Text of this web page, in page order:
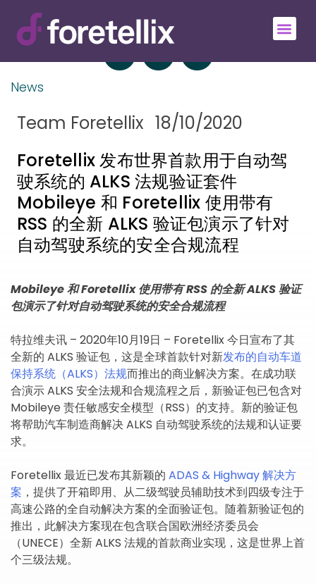
News
Team Foretellix 18/10/2020
Foretellix 发布世界首款用于自动驾
驶系统的 ALKS 法规验证套件
Mobileye 和 Foretellix 使用带有
RSS 的全新 ALKS 验证包演示了针对
自动驾驶系统的安全合规流程
Mobileye和Foretellix使用带有RSS 的全新ALKS验证
包演示了针对自动驾驶系统的安全合规流程
特拉维夫讯 – 2020年10月19日 – Foretellix 今日宣布了其
全新的 ALKS 验证包，这是全球首款针对新发布的自动车道
保持系统（ALKS）法规而推出的商业解决方案。在成功联
合演示 ALKS 安全法规和合规流程之后，新验证包已包含对
Mobileye 责任敏感安全模型（RSS）的支持。新的验证包
将帮助汽车制造商解决 ALKS 自动驾驶系统的法规和认证要
求。
Foretellix 最近已发布其新颖的 ADAS & Highway 解决方
案 ，提供了开箱即用、从二级驾驶员辅助技术到四级专注于
高速公路的全自动解决方案的全面验证包。随着新验证包的
推出，此解决方案现在包含联合国欧洲经济委员会
（UNECE）全新 ALKS 法规的首款商业实现，这是世界上首
个三级法规。